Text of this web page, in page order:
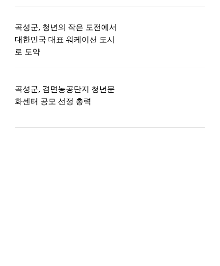
곡성군, 청년의 작은 도전에서
대한민국 대표 워케이션 도시
로 도약
곡성군, 겸면농공단지 청년문
화센터 공모 선정 총력